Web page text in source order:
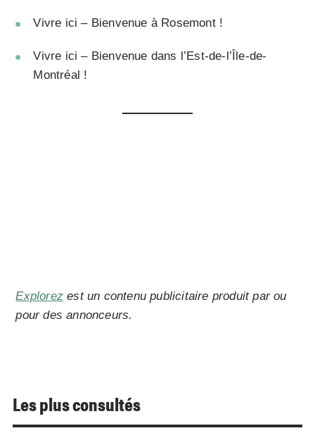
Vivre ici – Bienvenue à Rosemont !
Vivre ici – Bienvenue dans l’Est-de-l’Île-de-
Montréal !
Explorez est un contenu publicitaire produit par ou
pour des annonceurs.
Les plus consultés